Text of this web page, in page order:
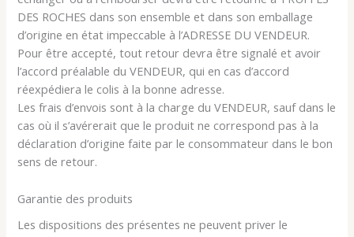
DES ROCHES dans son ensemble et dans son emballage
d’origine en état impeccable à l’ADRESSE DU VENDEUR.
Pour être accepté, tout retour devra être signalé et avoir
l’accord préalable du VENDEUR, qui en cas d’accord
réexpédiera le colis à la bonne adresse.
Les frais d’envois sont à la charge du VENDEUR, sauf dans le
cas où il s’avérerait que le produit ne correspond pas à la
déclaration d’origine faite par le consommateur dans le bon
sens de retour.
Garantie des produits
Les dispositions des présentes ne peuvent priver le